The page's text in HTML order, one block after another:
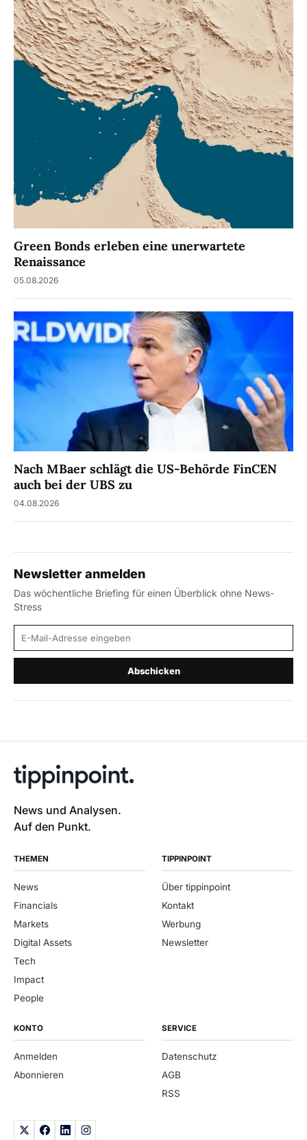
Green Bonds erleben eine unerwartete
Renaissance
05.08.2026
Nach MBaer schlägt die US-Behörde FinCEN
auch bei der UBS zu
04.08.2026
Newsletter anmelden
Das wöchentliche Briefing für einen Überblick ohne News-
Stress
E-Mail-Adresse
Abschicken
News und Analysen.
Auf den Punkt.
THEMEN
News
Financials
Markets
Digital Assets
Tech
Impact
People
TIPPINPOINT
Über tippinpoint
Kontakt
Werbung
Newsletter
KONTO
Anmelden
Abonnieren
SERVICE
Datenschutz
AGB
RSS